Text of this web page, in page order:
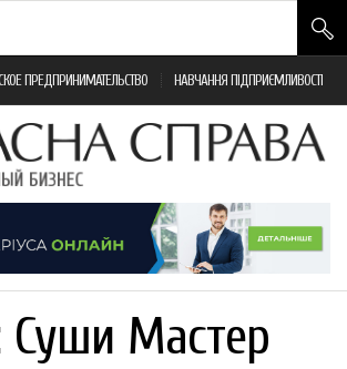
ПРЕДПРИНИМАТЕЛЬСТВО НАВЧАННЯ ПІДПРИЄМЛИВОСТІ
БІЗНЕСУ
КЕРУВАТИ
Суши Мастер